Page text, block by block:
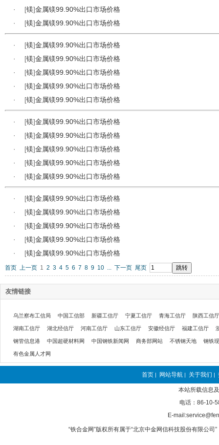
·
[镁]金属镁99.90%出口市场价格
·
[镁]金属镁99.90%出口市场价格
· [镁]金属镁99.90%出口市场价格
·
[镁]金属镁99.90%出口市场价格
·
[镁]金属镁99.90%出口市场价格
·
[镁]金属镁99.90%出口市场价格
·
[镁]金属镁99.90%出口市场价格
· [镁]金属镁99.90%出口市场价格
·
[镁]金属镁99.90%出口市场价格
·
[镁]金属镁99.90%出口市场价格
·
[镁]金属镁99.90%出口市场价格
·
[镁]金属镁99.90%出口市场价格
· [镁]金属镁99.90%出口市场价格
·
[镁]金属镁99.90%出口市场价格
·
[镁]金属镁99.90%出口市场价格
·
[镁]金属镁99.90%出口市场价格
·
[镁]金属镁99.90%出口市场价格
首页 上一页 1 2 3 4 5 6 7 8 9 10 ... 下一页 尾页
友情链接
乌兰察布工信局 中国工信部 新疆工信厅 宁夏工信厅 青海工信厅 陕西工信厅
湖南工信厅 湖北经信厅 河南工信厅 山东工信厅 安徽经信厅 福建工信厅
钢管信息港 中国超硬材料网 中国钢铁新闻网 商务部网站 不锈钢天地 钢铁
有色金属人才网
首页 | 网站导航 | 关于我们 |
本站所载信息
电话：86-10-
E-
“铁合金网”版权所有属于“北京中金网信科技股份有限公司